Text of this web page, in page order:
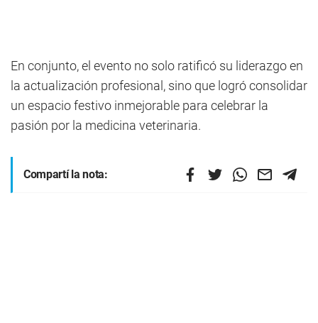
En conjunto, el evento no solo ratificó su liderazgo en
la actualización profesional, sino que logró consolidar
un espacio festivo inmejorable para celebrar la
pasión por la medicina veterinaria.
Compartí la nota: